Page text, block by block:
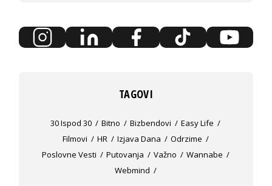
TAGOVI
30 Ispod 30 Bitno Bizbendovi
Easy Life
Filmovi
HR Izjava Dana
Odrzime
Poslovne Vesti
Putovanja Važno
Wannabe
Webmind